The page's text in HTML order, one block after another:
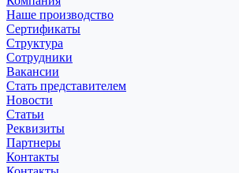
Наше производство
Сертификаты
Структура
Сотрудники
Вакансии
Стать представителем
Новости
Статьи
Реквизиты
Партнеры
Контакты